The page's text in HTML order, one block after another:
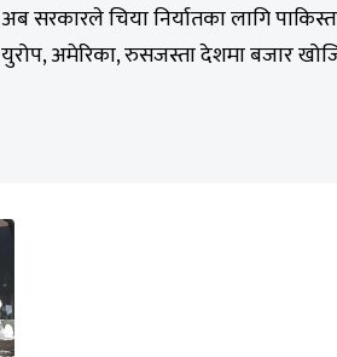
अब सरकारले चिया निर्यातका लागि
युरोप, अमेरिका, रुसजस्ता देशमा बजार